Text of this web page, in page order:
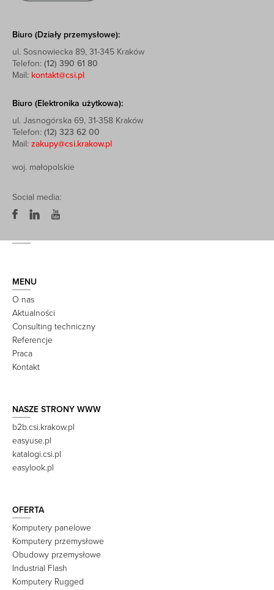
Biuro (Działy przemysłowe):
ul. Sosnowiecka 89, 31-345 Kraków
Telefon: (12) 390 61 80
Mail: kontakt@csi.pl
Biuro (Elektronika użytkowa):
ul. Jasnogórska 69, 31-358 Kraków
Telefon: (12) 323 62 00
Mail: zakupy@csi.krakow.pl
woj. małopolskie
Social media:
MENU
O nas
Aktualności
Consulting techniczny
Referencje
Praca
Kontakt
NASZE STRONY WWW
b2b.csi.krakow.pl
easyuse.pl
katalogi.csi.pl
easylook.pl
OFERTA
Komputery panelowe
Komputery przemysłowe
Obudowy przemysłowe
Industrial Flash
Komputery Rugged